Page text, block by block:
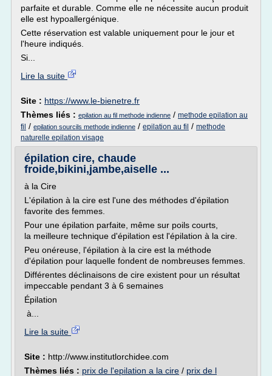
parfaite et durable. Comme elle ne nécessite aucun produit
elle est hypoallergénique.
Cette réservation est valable uniquement pour le jour et
l'heure indiqués.
Si...
Lire la suite
Site : https://www.le-bienetre.fr
Thèmes liés : epilation au fil methode indienne / methode epilation au
fil / epilation sourcils methode indienne / epilation au fil / methode
naturelle epilation visage
épilation cire, chaude
froide,bikini,jambe,aiselle ...
à la Cire
L'épilation à la cire est l'une des méthodes d'épilation
favorite des femmes.
Pour une épilation parfaite, même sur poils courts,
la meilleure technique d'épilation est l'épilation à la cire.
Peu onéreuse, l'épilation à la cire est la méthode
d'épilation pour laquelle fondent de nombreuses femmes.
Différentes déclinaisons de cire existent pour un résultat
impeccable pendant 3 à 6 semaines
Épilation
à...
Lire la suite
Site : http://www.institutlorchidee.com
Thèmes liés : prix de l'epilation a la cire / prix de l